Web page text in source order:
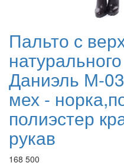
Пальто с
Даниэль М-
мех -
полиэстер
рукав
168 500